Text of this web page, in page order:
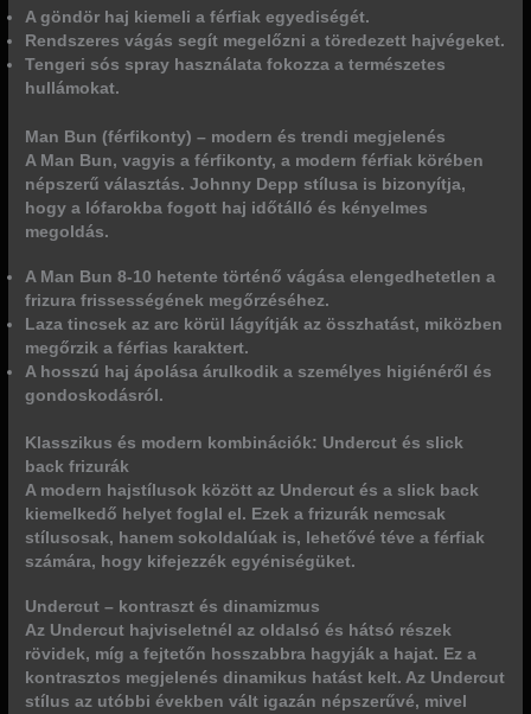
A göndör haj kiemeli a férfiak egyediségét.
Rendszeres vágás segít megelőzni a töredezett hajvégeket.
Tengeri sós spray használata fokozza a természetes
hullámokat.
Man Bun (férfikonty) – modern és trendi megjelenés
A Man Bun, vagyis a férfikonty, a modern férfiak körében
népszerű választás. Johnny Depp stílusa is bizonyítja,
hogy a lófarokba fogott haj időtálló és kényelmes
megoldás.
A Man Bun 8-10 hetente történő vágása elengedhetetlen a
frizura frissességének megőrzéséhez.
Laza tincsek az arc körül lágyítják az összhatást, miközben
megőrzik a férfias karaktert.
A hosszú haj ápolása árulkodik a személyes higiénéről és
gondoskodásról.
Klasszikus és modern kombinációk: Undercut és slick
back frizurák
A modern hajstílusok között az Undercut és a slick back
kiemelkedő helyet foglal el. Ezek a frizurák nemcsak
stílusosak, hanem sokoldalúak is, lehetővé téve a férfiak
számára, hogy kifejezzék egyéniségüket.
Undercut – kontraszt és dinamizmus
Az Undercut hajviseletnél az oldalsó és hátsó részek
rövidek, míg a fejtetőn hosszabbra hagyják a hajat. Ez a
kontrasztos megjelenés dinamikus hatást kelt. Az Undercut
stílus az utóbbi években vált igazán népszerűvé, mivel